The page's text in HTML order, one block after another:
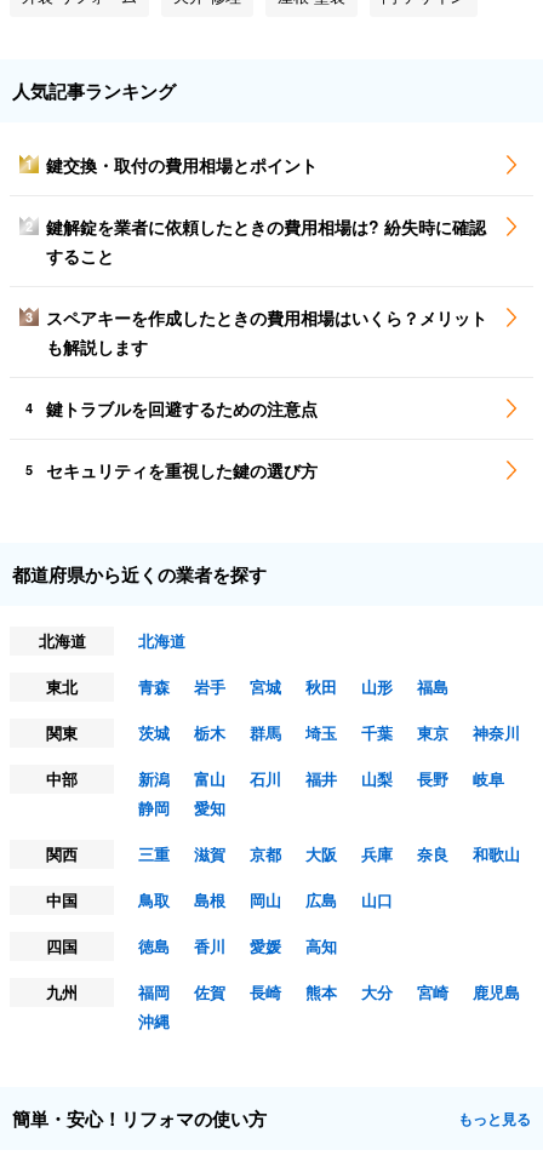
人気記事ランキング
1 鍵交換・取付の費用相場とポイント
2
鍵解錠を業者に依頼したときの費用相場は? 紛失時に確認
すること
3
スペアキーを作成したときの費用相場はいくら？メリット
も解説します
4 鍵トラブルを回避するための注意点
5 セキュリティを重視した鍵の選び方
都道府県から近くの業者を探す
北海道
北海道
東北
青森 岩手 宮城 秋田 山形
福島
関東
茨城 栃木 群馬 埼玉 千葉 東京
神奈川
中部
新潟 富山 石川 福井 山梨 長野
岐阜
静岡
愛知
関西
三重 滋賀 京都 大阪 兵庫 奈良
和歌山
中国
鳥取 島根 岡山 広島
山口
四国
徳島 香川 愛媛
高知
九州
福岡 佐賀 長崎 熊本 大分 宮崎
鹿児島
沖縄
簡単・安心！リフォマの使い方 もっと見る